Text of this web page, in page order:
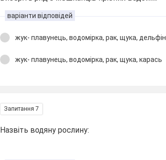
варіанти відповідей
жук- плавунець, водомірка, рак, щука, дельфін
жук- плавунець, водомірка, рак, щука, карась
Запитання 7
Назвіть водяну рослину: